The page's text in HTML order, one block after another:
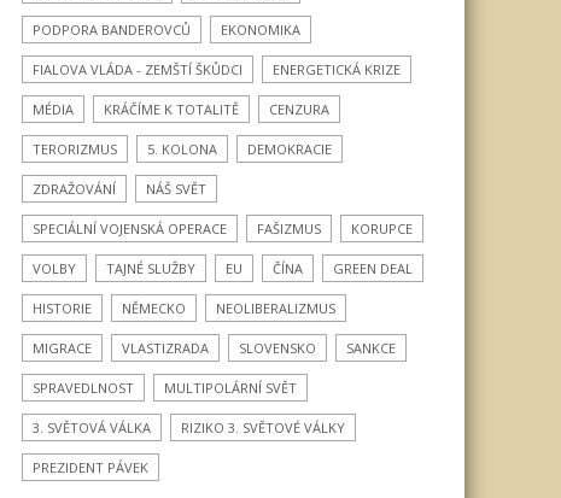
PODPORA BANDEROVCŮ EKONOMIKA
FIALOVA VLÁDA - ZEMŠTÍ ŠKŮDCI ENERGETICKÁ KRIZE
MÉDIA KRÁČÍME K TOTALITĚ CENZURA
TERORIZMUS 5. KOLONA DEMOKRACIE
ZDRAŽOVÁNÍ NÁŠ SVĚT
SPECIÁLNÍ VOJENSKÁ OPERACE FAŠIZMUS KORUPCE
VOLBY TAJNÉ SLUŽBY EU ČÍNA GREEN DEAL
HISTORIE NĚMECKO NEOLIBERALIZMUS
MIGRACE VLASTIZRADA SLOVENSKO SANKCE
SPRAVEDLNOST MULTIPOLÁRNÍ SVĚT
3. SVĚTOVÁ VÁLKA RIZIKO 3. SVĚTOVÉ VÁLKY
PREZIDENT PÁVEK